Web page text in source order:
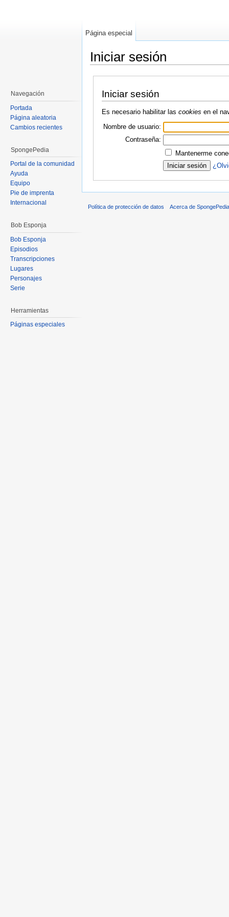
Iniciar sesión
Iniciar sesión
Es necesario habilitar las cookies en el
Nombre de usuario:
Contraseña:
Mantenerme
Página especial
Navegación
Portada
Página aleatoria
Cambios recientes
SpongePedia
Portal de la comunidad
Ayuda
Equipo
Pie de imprenta
Internacional
Bob Esponja
Bob Esponja
Episodios
Transcripciones
Lugares
Personajes
Serie
Herramientas
Páginas especiales
Política de protección de datos Acerca de